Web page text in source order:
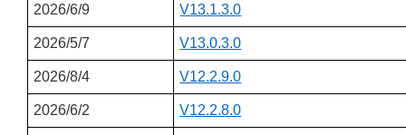
2026/6/9 V13.1.3.0
2026/5/7 V13.0.3.0
2026/8/4 V12.2.9.0
2026/6/2 V12.2.8.0